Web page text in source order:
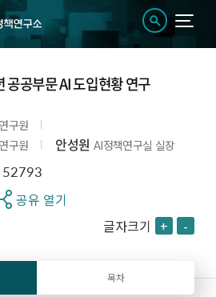
공공부문 AI 도입현황 연구
구원
구원 안성원 AI정책연구실 실장
52793
공유 열기
글자크기 + -
목차